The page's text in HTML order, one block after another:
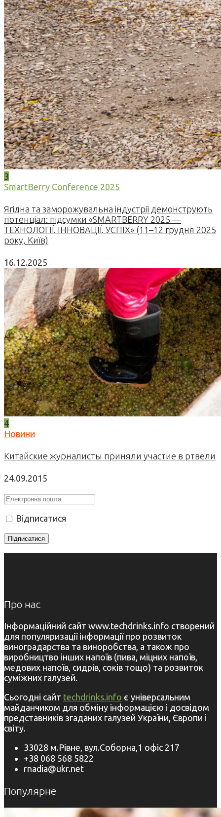
3
SmartBerry Conference 2025
Ягідна та заморожувальна індустрії демонструють
потенціал: підсумки «SMARTBERRY 2025 —
ТЕХНОЛОГІЇ. ІННОВАЦІЇ. УСПІХ» (11–12 грудня 2025
року, Київ)
16.12.2025
4
Новини
Китайские журналисты приняли участие в ртвели
24.09.2015
Відписатися
Про нас
Інформаційний сайт www.techdrinks.info створений
для популяризації інформації про розвиток
виноградарства та виноробства, а також про
виробництво інших напоїв (пива, міцних напоїв,
медових напоїв, сидрів, соків тощо) та розвиток
суміжних галузей.
Сьогодні сайт techdrinks.info є універсальним
майданчиком для обміну інформацією і досвідом
представників згаданих галузей України, Європи і
світу.
33028 м.Рівне, вул.Соборна,1 офіс 217
+38 068 568 5822
rnadia@ukr.net
Популярне